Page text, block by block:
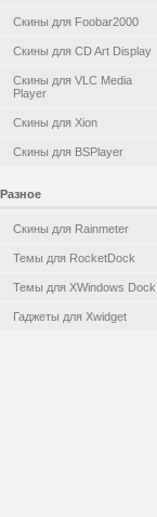
Скины для Foobar2000
Скины для CD Art Display
Скины для VLC Media
Player
Скины для Xion
Скины для BSPlayer
Разное
Скины для Rainmeter
Темы для RocketDock
Темы для XWindows Dock
Гаджеты для Xwidget